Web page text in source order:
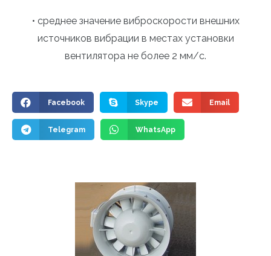
• среднее значение виброскорости внешних
источников вибрации в местах установки
вентилятора не более 2 мм/с.
Facebook Skype Email
Telegram WhatsApp